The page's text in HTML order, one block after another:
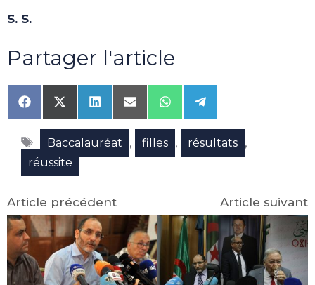
S. S.
Partager l'article
Share
on
Facebook
Share
on
X
(Twitter)
Share
on
LinkedIn
Share
on
Email
Share
on
WhatsApp
Share
on
Telegram
Étiquettes
Baccalauréat , filles , résultats ,
réussite
Article précédent Article suivant